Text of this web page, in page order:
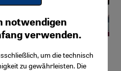
notwendigen
verwenden.
um die technisch
zu gewährleisten. Die